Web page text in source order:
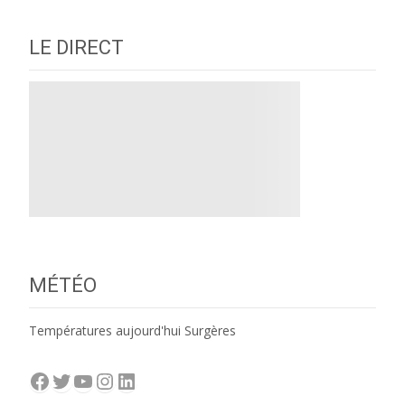
LE DIRECT
MÉTÉO
Températures aujourd'hui Surgères
Facebook
Twitter
YouTube
Instagram
LinkedIn